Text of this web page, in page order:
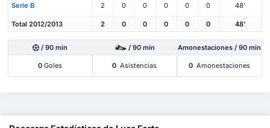
Serie B 2 0 0 0 0 0 48'
Total 2012/2013 2 0 0 0 0 0 48'
/ 90 min / 90 min Amonestaciones / 90 min
0 Goles 0 Asistencias 0 Amonestaciones